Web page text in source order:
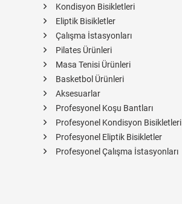
Kondisyon Bisikletleri
Eliptik Bisikletler
Çalışma İstasyonları
Pilates Ürünleri
Masa Tenisi Ürünleri
Basketbol Ürünleri
Aksesuarlar
Profesyonel Koşu Bantları
Profesyonel Kondisyon Bisikletleri
Profesyonel Eliptik Bisikletler
Profesyonel Çalışma İstasyonları